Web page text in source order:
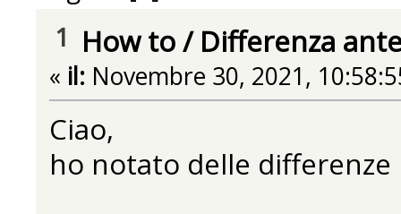
1 How to/ Differenza
« il: Novembre 30, 2021,
Ciao,
ho notato delle